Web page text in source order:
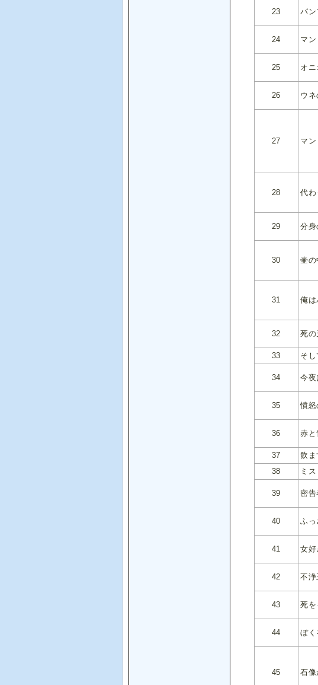
23 パン
24 マ
25 オニ
26 ウネ
27 マ
28 代わ
29 分身
30 壷の
31 俺は
32 死の
33
そ
34 今夜
35 憤怒
36 赤と
37
飲ま
38
ミ
39 密告
40 ふっ
41 女好
42 不浄
43 死を
44 ぼく
45 石像